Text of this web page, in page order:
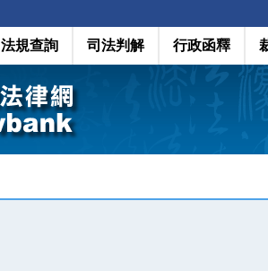
法規查詢 司法判解 行政函釋